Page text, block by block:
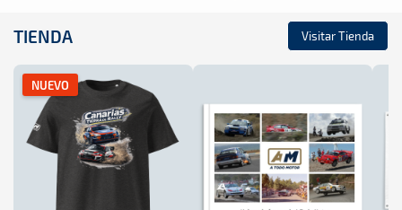
TIENDA Visitar Tienda
NUEVO